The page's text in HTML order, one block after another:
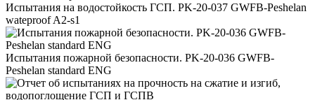
Испытания на водостойкость ГСП. PK-20-037 GWFB-Peshelan
wateproof A2-s1
Испытания пожарной безопасности. PK-20-036 GWFB-
Peshelan standard ENG